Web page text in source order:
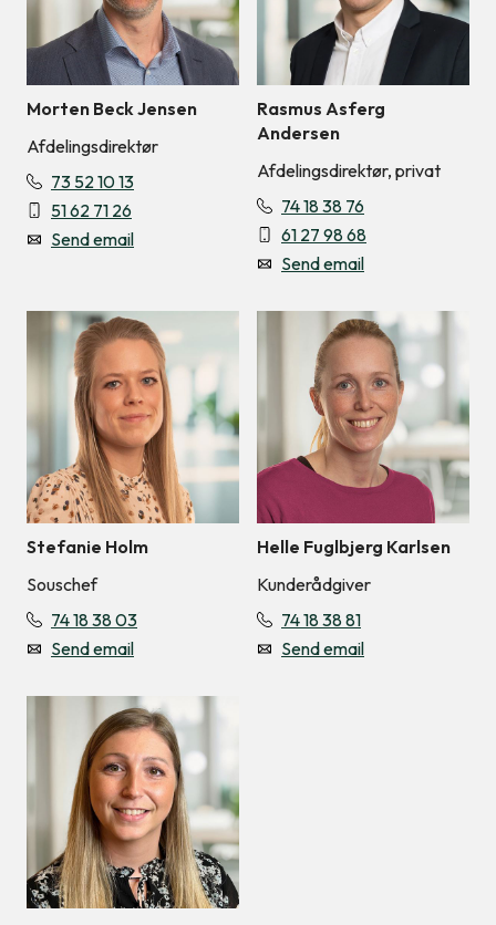
Morten Beck Jensen
Afdelingsdirektør
73 52 10 13
51 62 71 26
Send email
Rasmus Asferg
Andersen
Afdelingsdirektør, privat
74 18 38 76
61 27 98 68
Send email
Stefanie Holm
Souschef
74 18 38 03
Send email
Helle Fuglbjerg Karlsen
Kunderådgiver
74 18 38 81
Send email